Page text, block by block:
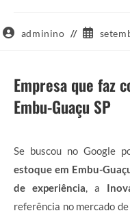
Autoradminino
Post
Empresa que faz
Embu-Guaçu SP
Se buscou no Google
estoque em Embu-
de experiência , a
referência no mercado